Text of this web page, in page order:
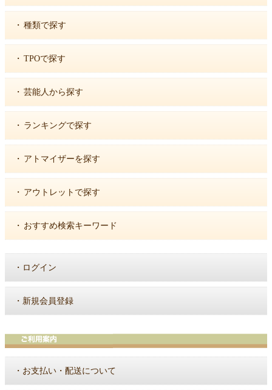
・ 種類で探す
・ TPOで探す
・ 芸能人から探す
・ ランキングで探す
・ アトマイザーを探す
・ アウトレットで探す
・ おすすめ検索キーワード
・ ログイン
・ 新規会員登録
・ お支払い・配送について